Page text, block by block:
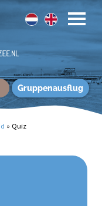
Gruppenausflug
» Quiz